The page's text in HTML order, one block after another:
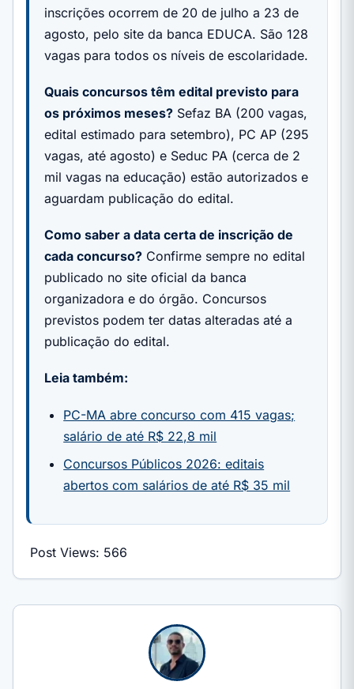
inscrições ocorrem de 20 de julho a 23 de
agosto, pelo site da banca EDUCA. São 128
vagas para todos os níveis de escolaridade.
Quais concursos têm edital previsto para
os próximos meses? Sefaz BA (200 vagas,
edital estimado para setembro), PC AP (295
vagas, até agosto) e Seduc PA (cerca de 2
mil vagas na educação) estão autorizados e
aguardam publicação do edital.
Como saber a data certa de inscrição de
cada concurso? Confirme sempre no edital
publicado no site oficial da banca
organizadora e do órgão. Concursos
previstos podem ter datas alteradas até a
publicação do edital.
Leia também:
PC-MA abre concurso com 415 vagas;
salário de até R$ 22,8 mil
Concursos Públicos 2026: editais
abertos com salários de até R$ 35 mil
Post Views: 566